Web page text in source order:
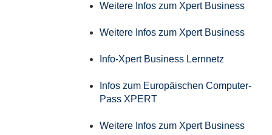
Weitere Infos zum Xpert Business
Weitere Infos zum Xpert Business
Info-Xpert Business Lernnetz
Infos zum Europäischen Computer-
Pass XPERT
Weitere Infos zum Xpert Business